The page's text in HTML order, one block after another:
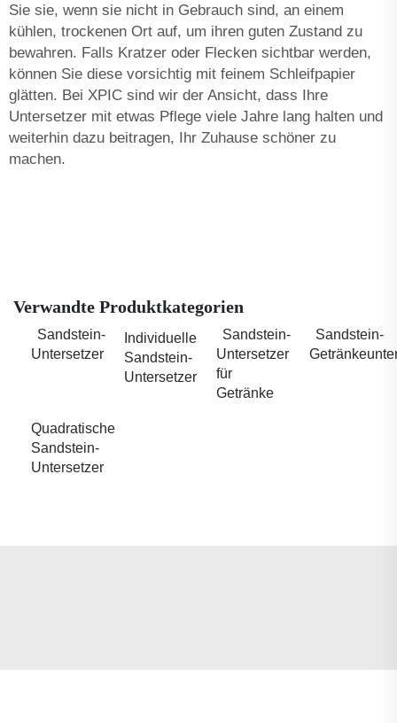
Sie sie, wenn sie nicht in Gebrauch sind, an einem
kühlen, trockenen Ort auf, um ihren guten Zustand zu
bewahren. Falls Kratzer oder Flecken sichtbar werden,
können Sie diese vorsichtig mit feinem Schleifpapier
glätten. Bei XPIC sind wir der Ansicht, dass Ihre
Untersetzer mit etwas Pflege viele Jahre lang halten und
weiterhin dazu beitragen, Ihr Zuhause schöner zu
machen.
Verwandte Produktkategorien
Sandstein-
Untersetzer
Individuelle
Sandstein-
Untersetzer
Sandstein-
Untersetzer
für
Getränke
Sandstein-
Quadratische
Sandstein-
Untersetzer